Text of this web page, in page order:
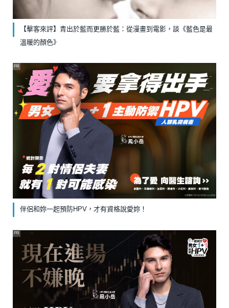
【擊客來評】青出於藍而更勝於藍：從漫畫到電影，談《藍色是最
溫暖的顏色》
伴侶和妳一起預防HPV，才有資格說愛妳！
PR
PR